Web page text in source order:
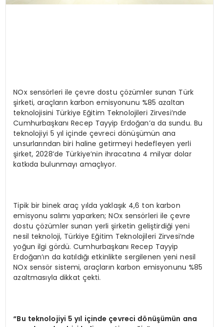
NOx sensörleri ile çevre dostu çözümler sunan Türk
şirketi, araçların karbon emisyonunu %85 azaltan
teknolojisini Türkiye Eğitim Teknolojileri Zirvesi’nde
Cumhurbaşkanı Recep Tayyip Erdoğan’a da sundu. Bu
teknolojiyi 5 yıl içinde çevreci dönüşümün ana
unsurlarından biri haline getirmeyi hedefleyen yerli
şirket, 2028’de Türkiye’nin ihracatına 4 milyar dolar
katkıda bulunmayı amaçlıyor.
Tipik bir binek araç yılda yaklaşık 4,6 ton karbon
emisyonu salımı yaparken; NOx sensörleri ile çevre
dostu çözümler sunan yerli şirketin geliştirdiği yeni
nesil teknoloji, Türkiye Eğitim Teknolojileri Zirvesi’nde
yoğun ilgi gördü. Cumhurbaşkanı Recep Tayyip
Erdoğan’ın da katıldığı etkinlikte sergilenen yeni nesil
NOx sensör sistemi, araçların karbon emisyonunu %85
azaltmasıyla dikkat çekti.
“Bu teknolojiyi 5 yıl içinde çevreci dönüşümün ana